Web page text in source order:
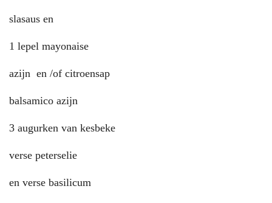
slasaus en
1 lepel mayonaise
azijn en /of citroensap
balsamico azijn
3 augurken van kesbeke
verse peterselie
en verse basilicum